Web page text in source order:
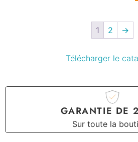
1 2 →
Télécharger le
GARANTIE DE
Sur toute la